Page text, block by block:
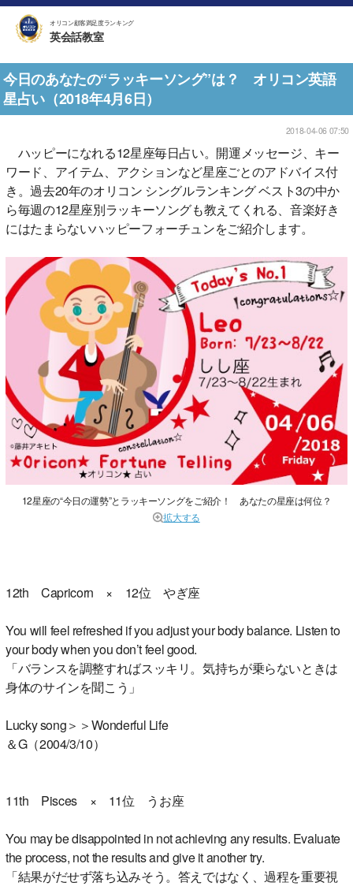
オリコン顧客満足度ランキング
英会話教室
今日のあなたの“ラッキーソング”は？ オリコン英語
星占い（2018年4月6日）
2018-04-06 07:50
ハッピーになれる12星座毎日占い。開運メッセージ、キー
ワード、アイテム、アクションなど星座ごとのアドバイス付
き。過去20年のオリコン シングルランキング ベスト3の中か
ら毎週の12星座別ラッキーソングも教えてくれる、音楽好き
にはたまらないハッピーフォーチュンをご紹介します。
12星座の“今日の運勢”とラッキーソングをご紹介！ あなたの星座は何位？
拡大する
12th Capricorn × 12位 やぎ座
You will feel refreshed if you adjust your body balance. Listen to
your body when you don’t feel good.
「バランスを調整すればスッキリ。気持ちが乗らないときは
身体のサインを聞こう」
Lucky song＞＞Wonderful Life
＆G（2004/3/10）
11th Pisces × 11位 うお座
You may be disappointed in not achieving any results. Evaluate
the process, not the results and give it another try.
「結果がだせず落ち込みそう。答えではなく、過程を重要視